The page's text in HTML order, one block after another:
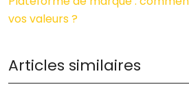
vos valeurs ?
Articles similaires